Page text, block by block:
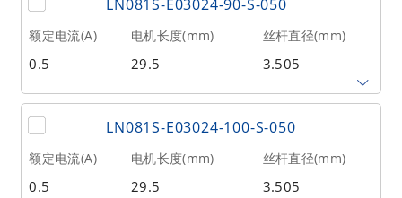
相数 转子惯量(g•cm²) 重量(kg)
2 1.6 0.04
LN081S-E03024-90-S-050
额定电流(A) 电机长度(mm) 丝杆直径(mm)
0.5 29.5 3.505
丝杆导程(mm) 丝杆长度(mm) 额定推力(N
@300RPM)
相数 转子惯量(g•cm²) 重量(kg)
LN081S-E03024-100-S-050
额定电流(A) 电机长度(mm) 丝杆直径(mm)
0.5 29.5 3.505